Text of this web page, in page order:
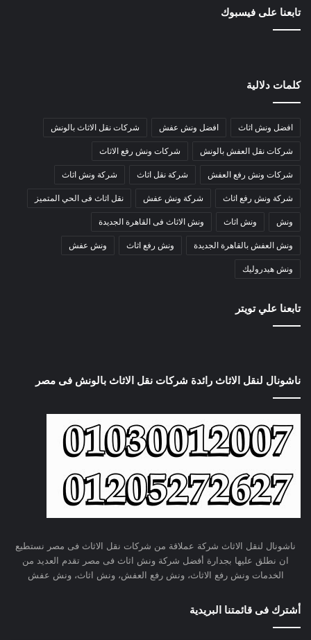
تابعنا على فيسبوك
كلمات دلالية
افضل ونش اثاث افضل ونش عفش شركات نقل الاثاث بالونش
شركات نقل العفش بالونش شركات ونش رفع الاثاث
شركات ونش رفع العفش شركة نقل اثاث شركة ونش اثاث
شركة ونش رفع اثاث شركة ونش عفش نقل اثاث فى الحي المتميز
ونش ونش اثاث ونش الاثاث فى القاهرة الجديدة
ونش العفش بالقاهرة الجديدة ونش رفع اثاث ونش عفش
ونش هيدروليك
تابعنا علي تويتر
ناشونال لنقل الاثاث رائدة شركات نقل الاثاث بالونش فى مصر
ناشونال لنقل الاثاث شركة عملاقة من شركات نقل الاثاث فى مصر نستطيع
ان نطلق عليها بجدارة أفضل شركة ونش اثاث فى مصر تقدم العديد من
الخدمات ونش رفع الاثاث، ونش رفع العفش، ونش اثاث، ونش عفش
أشترك فى قائمتنا البريدية